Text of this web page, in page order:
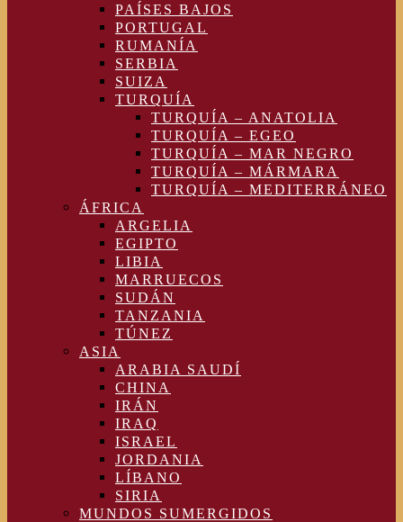
PAÍSES BAJOS
PORTUGAL
RUMANÍA
SERBIA
SUIZA
TURQUÍA
TURQUÍA – ANATOLIA
TURQUÍA – EGEO
TURQUÍA – MAR NEGRO
TURQUÍA – MÁRMARA
TURQUÍA – MEDITERRÁNEO
ÁFRICA
ARGELIA
EGIPTO
LIBIA
MARRUECOS
SUDÁN
TANZANIA
TÚNEZ
ASIA
ARABIA SAUDÍ
CHINA
IRÁN
IRAQ
ISRAEL
JORDANIA
LÍBANO
SIRIA
MUNDOS SUMERGIDOS